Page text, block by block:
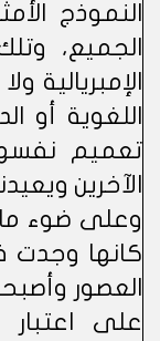
النموذج
الجميع،
الإمبريالية
اللغوية أو
تعميم
الآخرين
وعلى ضوء ما
كانها
العصور
على اعتبار